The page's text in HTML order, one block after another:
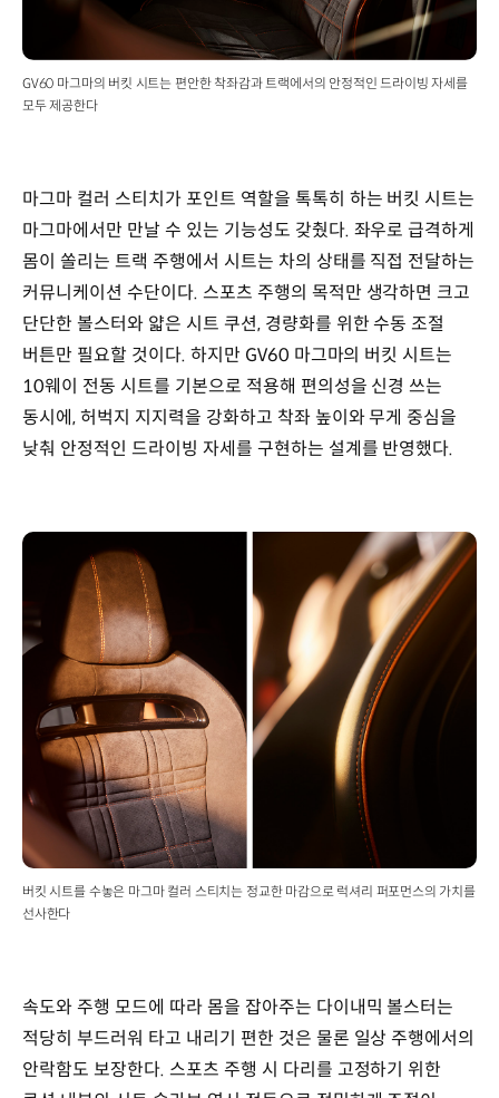
GV60 마그마의 버킷 시트는 편안한 착좌감과 트랙에서의 안정적인 드라이빙 자세를
모두 제공한다
마그마 컬러 스티치가 포인트 역할을 톡톡히 하는 버킷 시트는
마그마에서만 만날 수 있는 기능성도 갖췄다. 좌우로 급격하게
몸이 쏠리는 트랙 주행에서 시트는 차의 상태를 직접 전달하는
커뮤니케이션 수단이다. 스포츠 주행의 목적만 생각하면 크고
단단한 볼스터와 얇은 시트 쿠션, 경량화를 위한 수동 조절
버튼만 필요할 것이다. 하지만 GV60 마그마의 버킷 시트는
10웨이 전동 시트를 기본으로 적용해 편의성을 신경 쓰는
동시에, 허벅지 지지력을 강화하고 착좌 높이와 무게 중심을
낮춰 안정적인 드라이빙 자세를 구현하는 설계를 반영했다.
버킷 시트를 수놓은 마그마 컬러 스티치는 정교한 마감으로 럭셔리 퍼포먼스의 가치를
선사한다
속도와 주행 모드에 따라 몸을 잡아주는 다이내믹 볼스터는
적당히 부드러워 타고 내리기 편한 것은 물론 일상 주행에서의
안락함도 보장한다. 스포츠 주행 시 다리를 고정하기 위한